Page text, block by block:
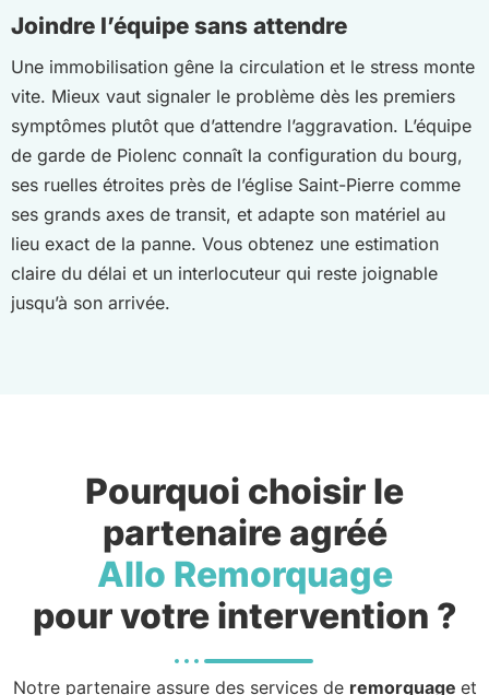
Joindre l’équipe sans attendre
Une immobilisation gêne la circulation et le stress monte
vite. Mieux vaut signaler le problème dès les premiers
symptômes plutôt que d’attendre l’aggravation. L’équipe
de garde de Piolenc connaît la configuration du bourg,
ses ruelles étroites près de l’église Saint-Pierre comme
ses grands axes de transit, et adapte son matériel au
lieu exact de la panne. Vous obtenez une estimation
claire du délai et un interlocuteur qui reste joignable
jusqu’à son arrivée.
Pourquoi choisir le
partenaire agréé
Allo Remorquage
pour votre intervention ?
Notre partenaire assure des services de remorquage et